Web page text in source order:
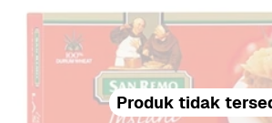
Produk tidak